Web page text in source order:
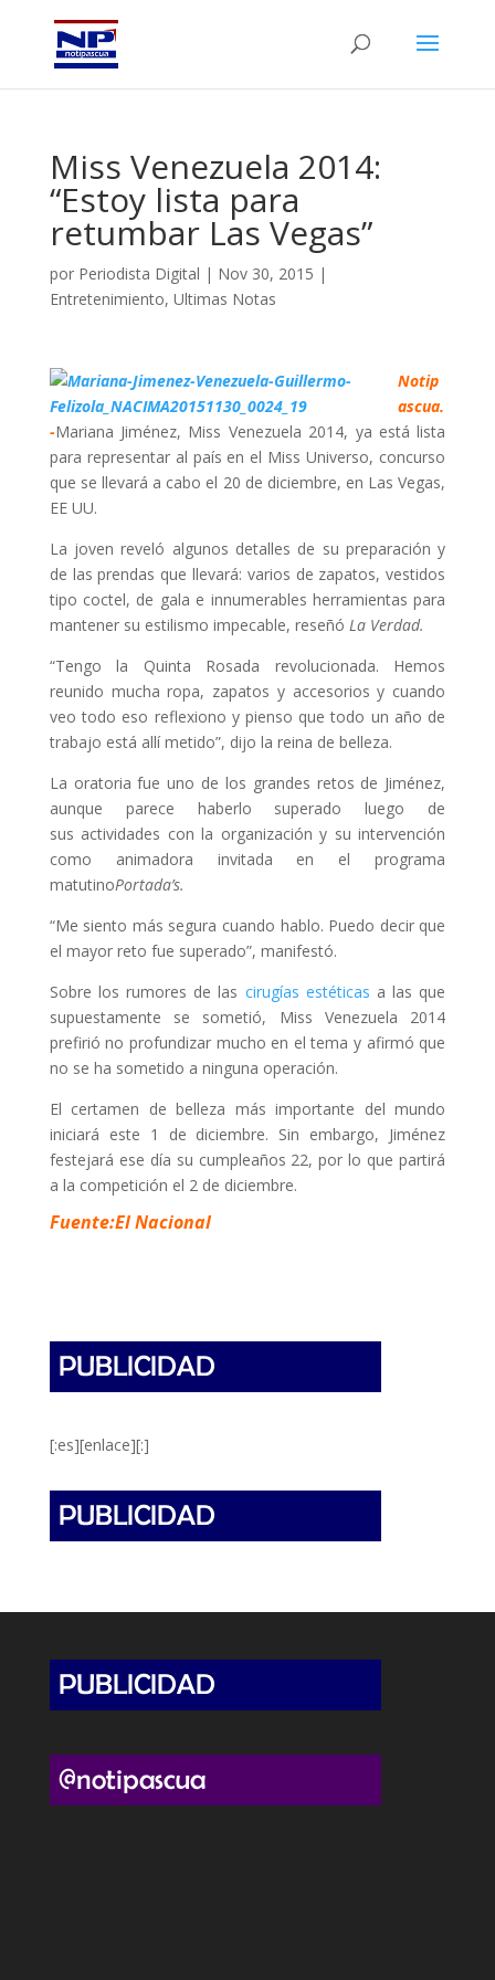
Miss Venezuela 2014:
“Estoy lista para
retumbar Las Vegas”
por Periodista Digital | Nov 30, 2015 |
Entretenimiento, Ultimas Notas
Notip
ascua.
-Mariana Jiménez, Miss Venezuela 2014, ya está lista
para representar al país en el Miss Universo, concurso
que se llevará a cabo el 20 de diciembre, en Las Vegas,
EE UU.
La joven reveló algunos detalles de su preparación y
de las prendas que llevará: varios de zapatos, vestidos
tipo coctel, de gala e innumerables herramientas para
mantener su estilismo impecable, reseñó La Verdad.
“Tengo la Quinta Rosada revolucionada. Hemos
reunido mucha ropa, zapatos y accesorios y cuando
veo todo eso reflexiono y pienso que todo un año de
trabajo está allí metido”, dijo la reina de belleza.
La oratoria fue uno de los grandes retos de Jiménez,
aunque parece haberlo superado luego de
sus actividades con la organización y su intervención
como animadora invitada en el programa
matutinoPortada’s.
“Me siento más segura cuando hablo. Puedo decir que
el mayor reto fue superado”, manifestó.
Sobre los rumores de las cirugías estéticas a las que
supuestamente se sometió, Miss Venezuela 2014
prefirió no profundizar mucho en el tema y afirmó que
no se ha sometido a ninguna operación.
El certamen de belleza más importante del mundo
iniciará este 1 de diciembre. Sin embargo, Jiménez
festejará ese día su cumpleaños 22, por lo que partirá
a la competición el 2 de diciembre.
Fuente:El Nacional
[:es][enlace][:]